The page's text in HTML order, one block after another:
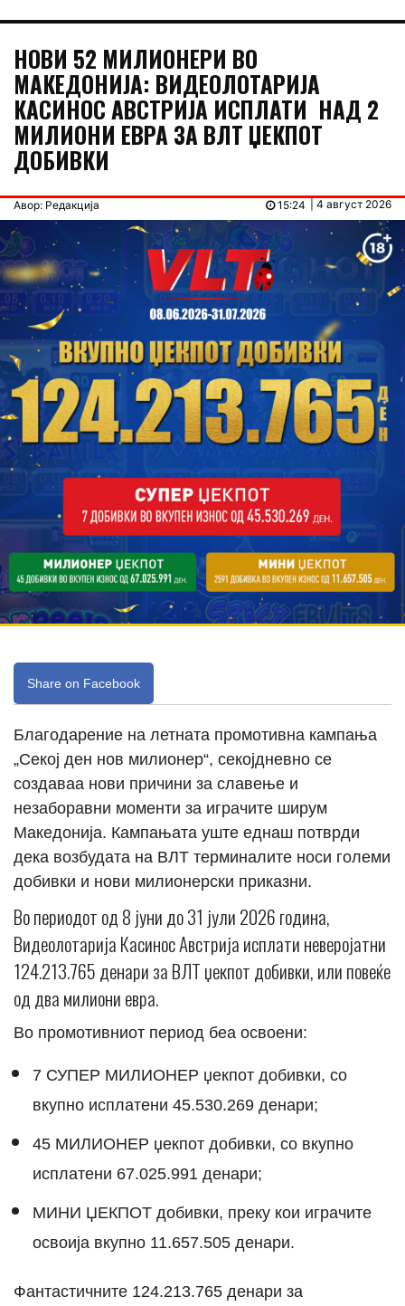
НОВИ 52 МИЛИОНЕРИ ВО
МАКЕДОНИЈА: ВИДЕОЛОТАРИЈА
КАСИНОС АВСТРИЈА ИСПЛАТИ НАД 2
МИЛИОНИ ЕВРА ЗА ВЛТ ЏЕКПОТ
ДОБИВКИ
Авор: Редакција | 4 август 2026
15:24
Share on Facebook
Благодарение на летната промотивна кампања
„Секој ден нов милионер“, секојдневно се
создаваа нови причини за славење и
незаборавни моменти за играчите ширум
Македонија. Кампањата уште еднаш потврди
дека возбудата на ВЛТ терминалите носи големи
добивки и нови милионерски приказни.
Во периодот од 8 јуни до 31 јули 2026 година,
Видеолотарија Касинос Австрија исплати неверојатни
124.213.765 денари за ВЛТ џекпот добивки, или повеќе
од два милиони евра.
Во промотивниот период беа освоени:
7 СУПЕР МИЛИОНЕР џекпот добивки, со
вкупно исплатени 45.530.269 денари;
45 МИЛИОНЕР џекпот добивки, со вкупно
исплатени 67.025.991 денари;
МИНИ ЏЕКПОТ добивки, преку кои играчите
освоија вкупно 11.657.505 денари.
Фантастичните 124.213.765 денари за